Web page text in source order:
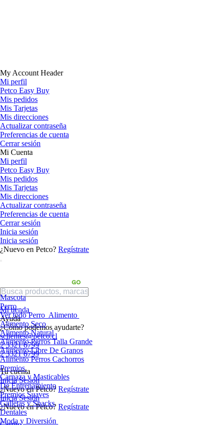
My Account Header
Mi perfil
Petco Easy Buy
Mis pedidos
Mis Tarjetas
Mis direcciones
Actualizar contraseña
Preferencias de cuenta
Cerrar sesión
Mi Cuenta
Mi perfil
Petco Easy Buy
Mis pedidos
Mis Tarjetas
Mis direcciones
Actualizar contraseña
Preferencias de cuenta
Cerrar sesión
Inicia sesión
Inicia sesión
¿Nuevo en Petco? Regístrate
Mi tienda
Ayuda
¿Cómo podemos ayudarte?
sclientes@petco.cl
2 3321 6799
2 3321 6799
Tu cuenta
Inicia Sesión
¿Nuevo en Petco? Regístrate
Inicia Sesión
¿Nuevo en Petco? Regístrate
Mascota
Perro
Ver todo Perro Alimento
Alimento Seco
Alimento Natural
Alimento Perros Talla Grande
Alimento Libre De Granos
Alimento Perros Cachorros
Premios
Carnaza y Masticables
De Entrenamiento
Premios Suaves
Galletas y Snacks
Dentales
Moda y Diversión